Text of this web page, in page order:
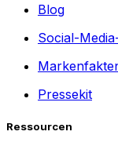
Blog
Social-
Pressekit
Ressourcen